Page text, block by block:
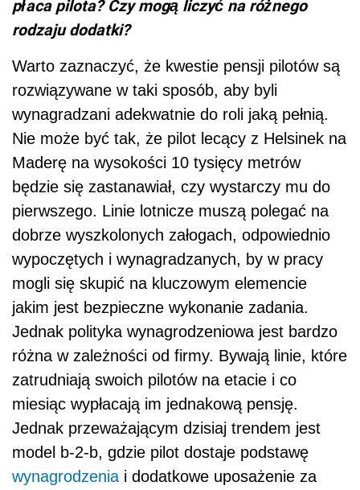
płaca pilota? Czy mogą liczyć na różnego
rodzaju dodatki?
Warto zaznaczyć, że kwestie pensji pilotów są
rozwiązywane w taki sposób, aby byli
wynagradzani adekwatnie do roli jaką pełnią.
Nie może być tak, że pilot lecący z Helsinek na
Maderę na wysokości 10 tysięcy metrów
będzie się zastanawiał, czy wystarczy mu do
pierwszego. Linie lotnicze muszą polegać na
dobrze wyszkolonych załogach, odpowiednio
wypoczętych i wynagradzanych, by w pracy
mogli się skupić na kluczowym elemencie
jakim jest bezpieczne wykonanie zadania.
Jednak polityka wynagrodzeniowa jest bardzo
różna w zależności od firmy. Bywają linie, które
zatrudniają swoich pilotów na etacie i co
miesiąc wypłacają im jednakową pensję.
Jednak przeważającym dzisiaj trendem jest
model b-2-b, gdzie pilot dostaje podstawę
wynagrodzenia i dodatkowe uposażenie za